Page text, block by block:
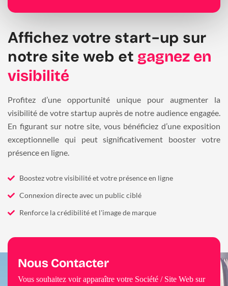
Affichez votre start-up sur
notre site web et gagnez en
visibilité
Profitez d’une opportunité unique pour augmenter la
visibilité de votre startup auprès de notre audience engagée.
En figurant sur notre site, vous bénéficiez d’une exposition
exceptionnelle qui peut significativement booster votre
présence en ligne.
Boostez votre visibilité et votre présence en ligne
Connexion directe avec un public ciblé
Renforce la crédibilité et l'image de marque
Nous Contacter
Vous souhaitez voir apparaître votre Société / Site Web sur